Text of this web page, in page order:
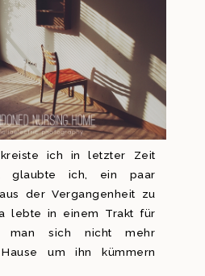
ich in letzter Zeit
glaubte ich, ein paar
der Vergangenheit zu
lebte in einem Trakt für
man sich nicht mehr
um ihn kümmern